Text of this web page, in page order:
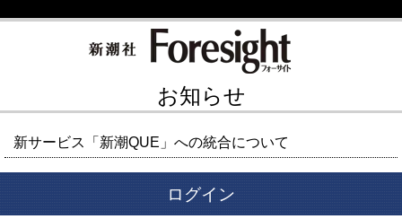
お知らせ
新サービス「新潮QUE」への統合について
ログイン